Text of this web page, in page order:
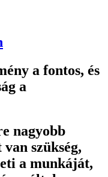
a fontos, és
a
nagyobb
szükség,
a munkáját,